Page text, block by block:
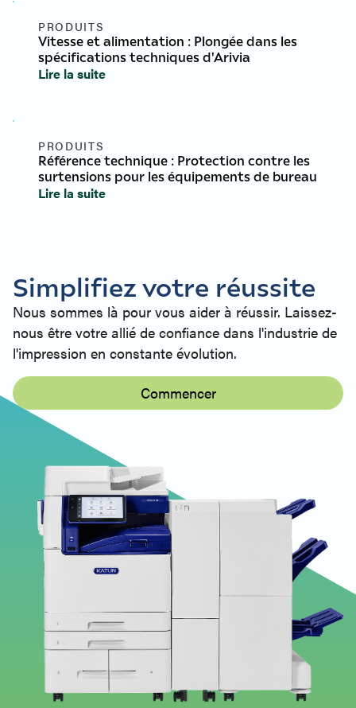
PRODUITS
Vitesse et alimentation : Plongée dans les
spécifications techniques d'Arivia
Lire la suite
PRODUITS
Référence technique : Protection contre les
surtensions pour les équipements de bureau
Lire la suite
Simplifiez votre réussite
Nous sommes là pour vous aider à réussir. Laissez-
nous être votre allié de confiance dans l'industrie de
l'impression en constante évolution.
Commencer